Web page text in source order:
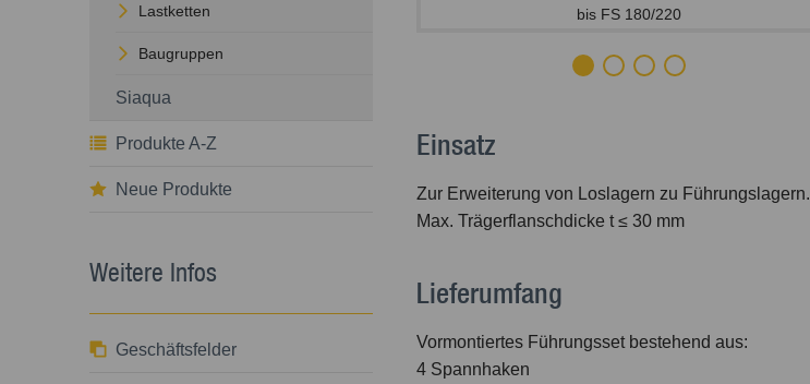
Lastketten
Baugruppen
Siaqua
Produkte A-Z
Neue Produkte
Weitere Infos
Geschäftsfelder
bis FS 180/220
Einsatz
Zur Erweiterung von Loslagern zu Führungslagern.
Max. Trägerflanschdicke t ≤ 30 mm
Lieferumfang
Vormontiertes Führungsset bestehend aus:
4 Spannhaken